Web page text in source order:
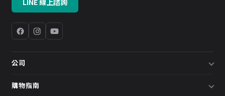
LINE 線上諮詢
公司
關於我們
購物指南